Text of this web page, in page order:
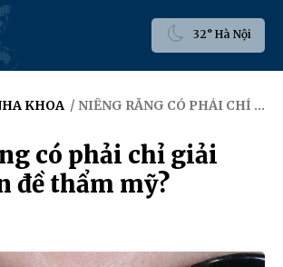
32° Hà Nội
KHOA / NIỀNG RĂNG CÓ PHẢI CHỈ GIẢI QUYẾT VẤN ĐỀ THẨM MỸ?
có phải chỉ giải
đề thẩm mỹ?